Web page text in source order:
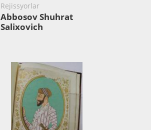
Rejissyorlar
Abbosov Shuhrat
Salixovich